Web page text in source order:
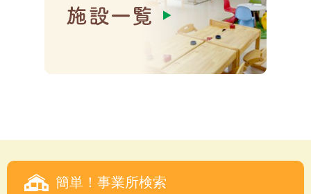
簡単！事業所検索